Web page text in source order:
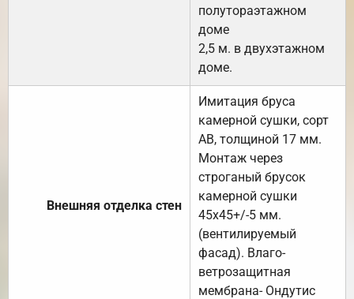
полутораэтажном
доме
2,5 м. в двухэтажном
доме.
Внешняя отделка стен
Имитация бруса
камерной сушки, сорт
АВ, толщиной 17 мм.
Монтаж через
строганый брусок
камерной сушки
45х45+/-5 мм.
(вентилируемый
фасад). Влаго-
ветрозащитная
мембрана- Ондутис